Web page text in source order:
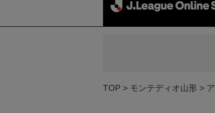
TOP モンテディオ山形